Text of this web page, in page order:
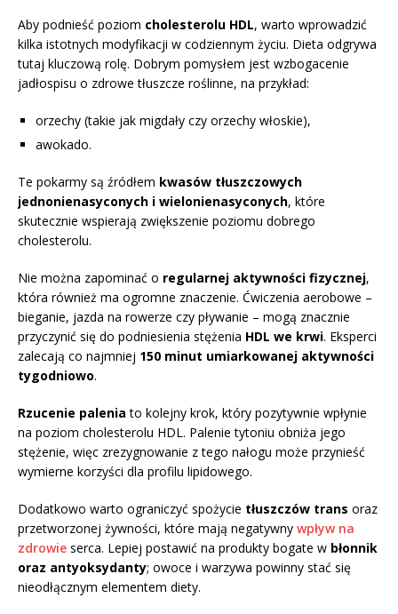
Aby podnieść poziom cholesterolu HDL, warto wprowadzić
kilka istotnych modyfikacji w codziennym życiu. Dieta odgrywa
tutaj kluczową rolę. Dobrym pomysłem jest wzbogacenie
jadłospisu o zdrowe tłuszcze roślinne, na przykład:
orzechy (takie jak migdały czy orzechy włoskie),
awokado.
Te pokarmy są źródłem kwasów tłuszczowych
jednonienasyconych i wielonienasyconych, które
skutecznie wspierają zwiększenie poziomu dobrego
cholesterolu.
Nie można zapominać o regularnej aktywności fizycznej,
która również ma ogromne znaczenie. Ćwiczenia aerobowe –
bieganie, jazda na rowerze czy pływanie – mogą znacznie
przyczynić się do podniesienia stężenia HDL we krwi. Eksperci
zalecają co najmniej 150 minut umiarkowanej aktywności
tygodniowo.
Rzucenie palenia to kolejny krok, który pozytywnie wpłynie
na poziom cholesterolu HDL. Palenie tytoniu obniża jego
stężenie, więc zrezygnowanie z tego nałogu może przynieść
wymierne korzyści dla profilu lipidowego.
Dodatkowo warto ograniczyć spożycie tłuszczów trans oraz
przetworzonej żywności, które mają negatywny wpływ na
zdrowie serca. Lepiej postawić na produkty bogate w błonnik
oraz antyoksydanty; owoce i warzywa powinny stać się
nieodłącznym elementem diety.